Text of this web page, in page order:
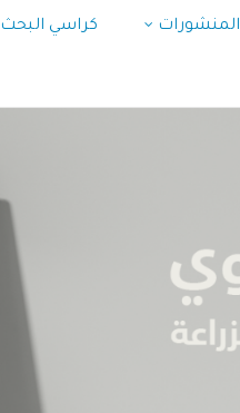
المنشورات كراسي البحث